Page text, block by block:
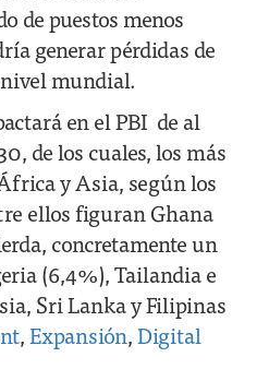
de puestos menos
generar pérdidas de
mundial.
en el PBI de al
de los cuales, los más
y Asia, según los
ellos figuran Ghana
concretamente un
(6,4%), Tailandia e
Sri Lanka y Filipinas
,Expansión, Digital